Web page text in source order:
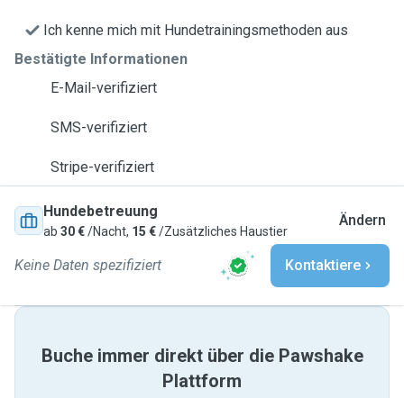
Ich kenne mich mit Hundetrainingsmethoden aus
Bestätigte Informationen
E-Mail-verifiziert
SMS-verifiziert
Stripe-verifiziert
Hundebetreuung
ab 30 €/Nacht, 15 €/Zusätzliches Haustier
Ändern
Keine Daten spezifiziert Kontaktiere
Buche immer direkt über die Pawshake
Plattform